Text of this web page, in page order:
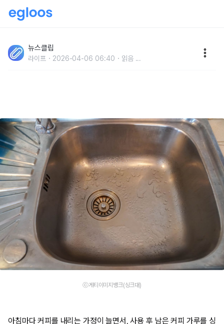
리비 최대 '30만 원' 폭탄 맞을 수 있는 음식 찌꺼기
뉴스클립
라이프 2026-04-06 06:40 읽음 ...
ⓒ게티이미지뱅크(싱크대)
아침마다 커피를 내리는 가정이 늘면서, 사용 후 남은 커피 가루를 싱